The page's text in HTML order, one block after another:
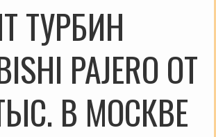
ТУРБИН
PAJERO ОТ
В МОСКВЕ